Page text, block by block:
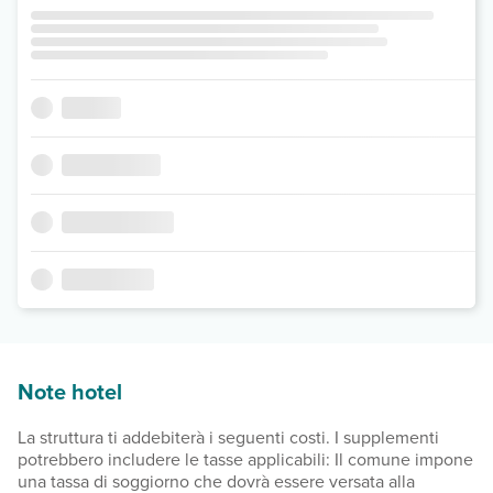
Note hotel
La struttura ti addebiterà i seguenti costi. I supplementi
potrebbero includere le tasse applicabili: Il comune impone
una tassa di soggiorno che dovrà essere versata alla